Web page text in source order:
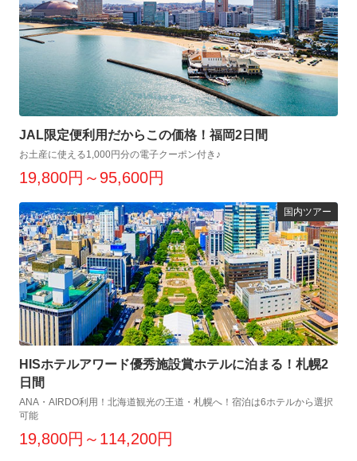
JAL限定便利用だからこの価格！福岡2日間
お土産に使える1,000円分の電子クーポン付き♪
19,800円～95,600円
国内ツアー
HISホテルアワード優秀施設賞ホテルに泊まる！札幌2
日間
ANA・AIRDO利用！北海道観光の王道・札幌へ！宿泊は6ホテルから選択
可能
19,800円～114,200円